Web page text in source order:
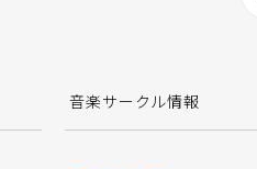
音楽サークル情報